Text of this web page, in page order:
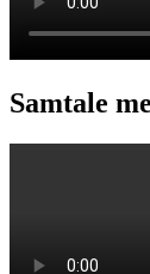
Samtale